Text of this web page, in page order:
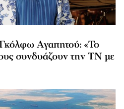
Αγαπητού: «Το
συνδυάζουν την ΤΝ με